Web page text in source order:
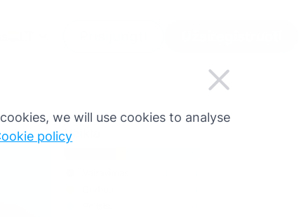
we will use cookies to analyse
policy